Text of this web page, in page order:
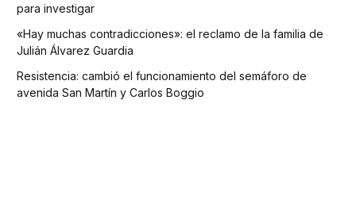
para investigar
«Hay muchas contradicciones»: el reclamo de la familia de
Julián Álvarez Guardia
Resistencia: cambió el funcionamiento del semáforo de
avenida San Martín y Carlos Boggio